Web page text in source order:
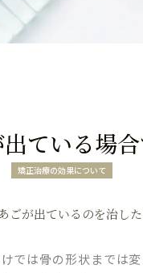
ている場
矯正治療の効果について
ごが出ているのを治し
では骨の形状までは